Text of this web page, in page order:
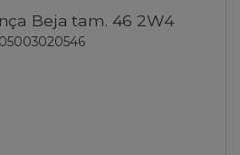
Beja tam. 46 2W4